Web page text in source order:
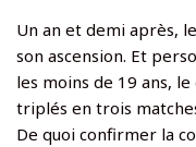
Un an et demi après,
son ascension. Et
les moins de 19 ans,
triplés en trois
De quoi confirmer la